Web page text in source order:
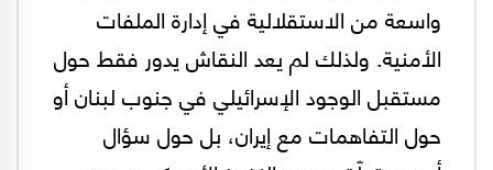
واسعة من الاستقلالية في إدارة الملفات
الأمنية. ولذلك لم يعد النقاش يدور فقط حول
مستقبل الوجود الإسرائيلي في جنوب لبنان أو
حول التفاهمات مع إيران، بل حول سؤال